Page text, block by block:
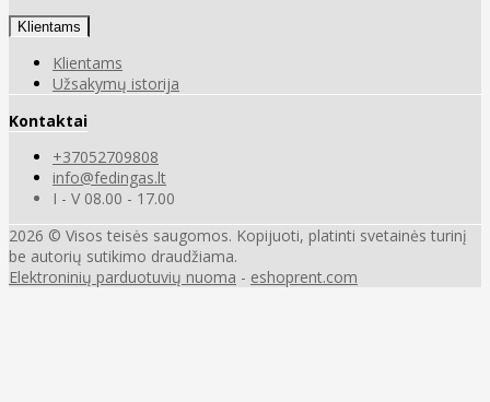
Klientams
Klientams
Užsakymų istorija
Kontaktai
+37052709808
info@fedingas.lt
I - V 08.00 - 17.00
2026 © Visos teisės saugomos. Kopijuoti, platinti svetainės turinį
be autorių sutikimo draudžiama.
Elektroninių parduotuvių nuoma - eshoprent.com